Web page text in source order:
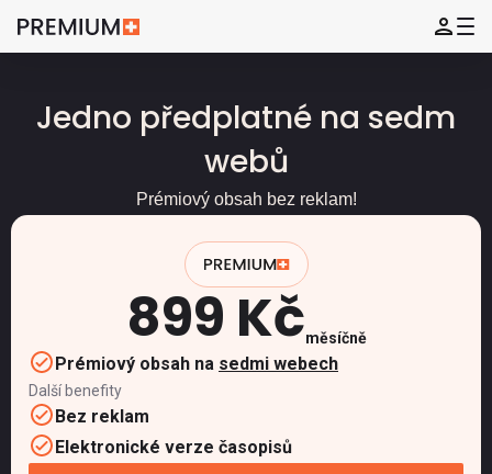
Jedno předplatné na sedm
webů
Prémiový obsah bez reklam!
899 Kčměsíčně
Prémiový obsah na sedmi webech
Další benefity
Bez reklam
Elektronické verze časopisů